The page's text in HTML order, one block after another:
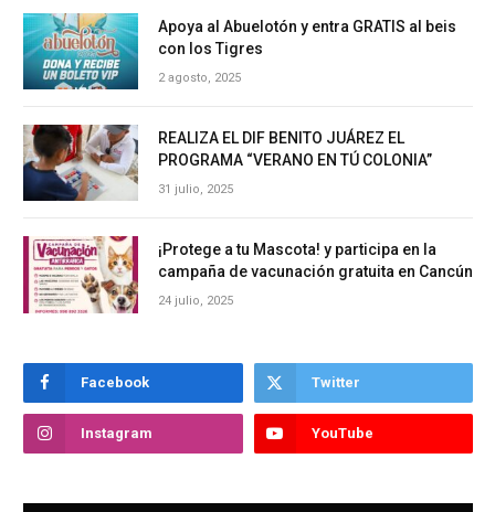
Apoya al Abuelotón y entra GRATIS al beis
con los Tigres
2 agosto, 2025
REALIZA EL DIF BENITO JUÁREZ EL
PROGRAMA “VERANO EN TÚ COLONIA”
31 julio, 2025
¡Protege a tu Mascota! y participa en la
campaña de vacunación gratuita en Cancún
24 julio, 2025
Facebook Twitter
Instagram YouTube